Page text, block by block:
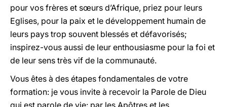
pour vos frères et sœurs d’Afrique, priez pour leurs
Eglises, pour la paix et le développement humain de
leurs pays trop souvent blessés et défavorisés;
inspirez-vous aussi de leur enthousiasme pour la foi et
de leur sens très vif de la communauté.
Vous êtes à des étapes fondamentales de votre
formation: je vous invite à recevoir la Parole de Dieu
qui est parole de vie: par les Apôtres et les